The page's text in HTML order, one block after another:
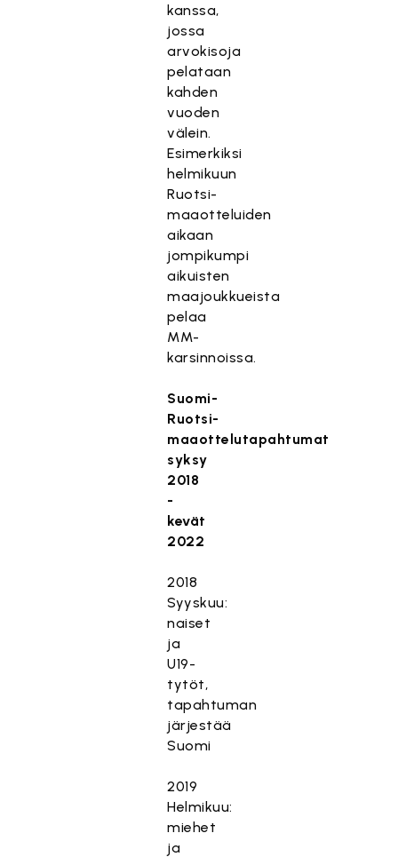
kanssa,
jossa
arvokisoja
pelataan
kahden
vuoden
välein.
Esimerkiksi
helmikuun
Ruotsi-
maaotteluiden
aikaan
jompikumpi
aikuisten
maajoukkueista
pelaa
MM-
karsinnoissa.
Suomi-
Ruotsi-
maaottelutapahtumat
syksy
2018
-
kevät
2022
2018
Syyskuu:
naiset
ja
U19-
tytöt,
tapahtuman
järjestää
Suomi
2019
Helmikuu:
miehet
ja